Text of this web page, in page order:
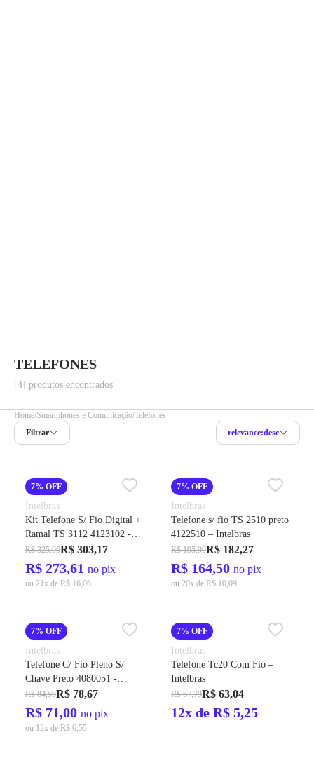
TELEFONES
[4] produtos encontrados
Home Smartphones e Comunicação Telefones
Filtrar
relevance:desc
7% OFF
Intelbras
Kit Telefone S/ Fio Digital +
Ramal TS 3112 4123102 -
Intelbras
R$ 325,99R$ 303,17
R$ 273,61 no pix
ou 21x de R$ 16,06
7% OFF
Intelbras
Telefone s/ fio TS 2510 preto
4122510 – Intelbras
R$ 195,99R$ 182,27
R$ 164,50 no pix
ou 20x de R$ 10,09
7% OFF
Intelbras
Telefone C/ Fio Pleno S/
Chave Preto 4080051 -
Intelbras
R$ 84,59R$ 78,67
R$ 71,00 no pix
ou 12x de R$ 6,55
7% OFF
Intelbras
Telefone Tc20 Com Fio –
Intelbras
R$ 67,79R$ 63,04
12x de R$ 5,25